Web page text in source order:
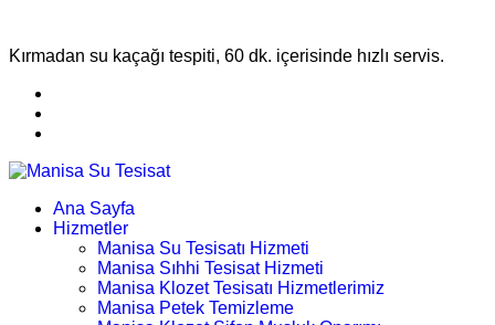
Kırmadan su kaçağı tespiti, 60 dk. içerisinde hızlı servis.
Ana Sayfa
Hizmetler
Manisa Su Tesisatı Hizmeti
Manisa Sıhhi Tesisat Hizmeti
Manisa Klozet Tesisatı Hizmetlerimiz
Manisa Petek Temizleme